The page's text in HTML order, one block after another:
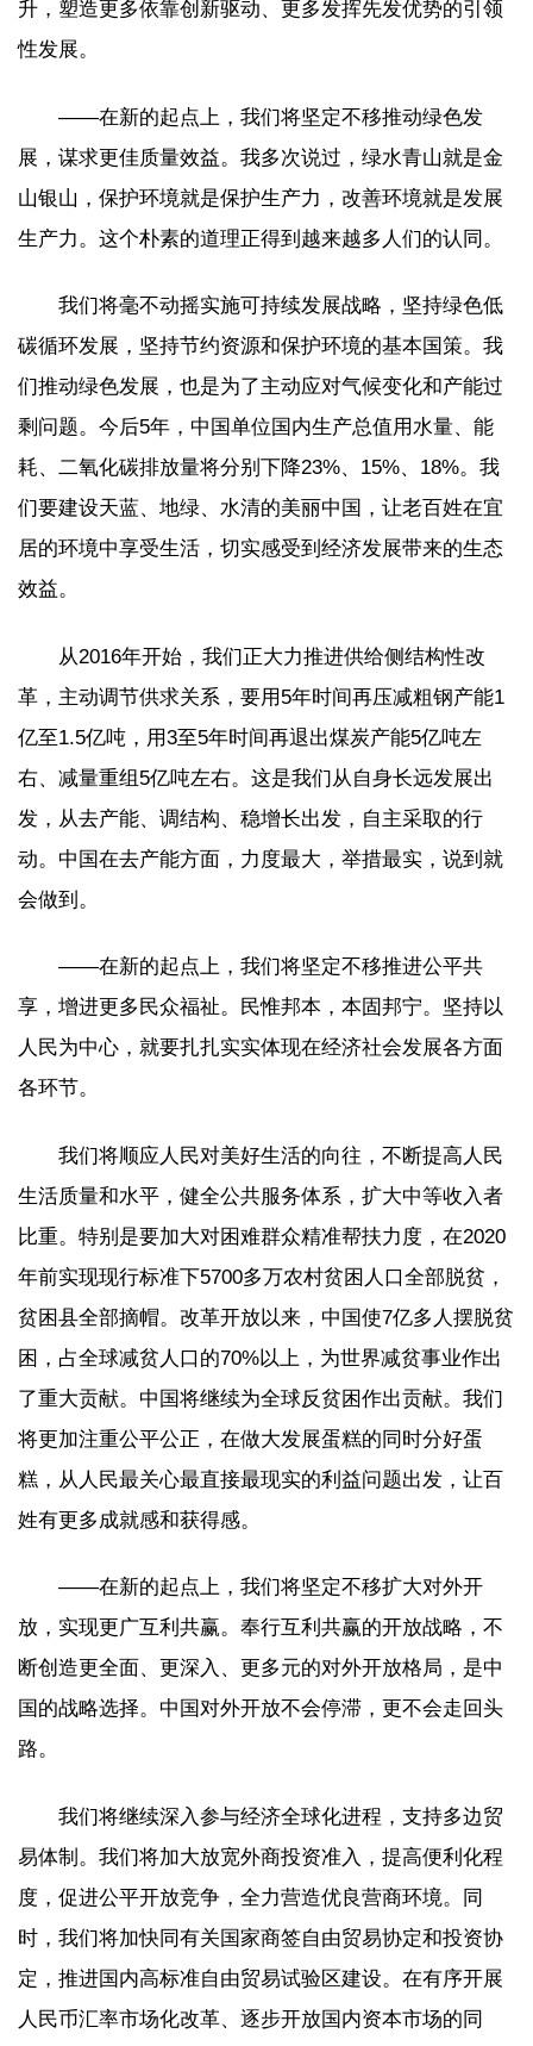
升，塑造更多依靠创新驱动、更多发挥先发优势的引领
性发展。
——在新的起点上，我们将坚定不移推动绿色发
展，谋求更佳质量效益。我多次说过，绿水青山就是金
山银山，保护环境就是保护生产力，改善环境就是发展
生产力。这个朴素的道理正得到越来越多人们的认同。
我们将毫不动摇实施可持续发展战略，坚持绿色低
碳循环发展，坚持节约资源和保护环境的基本国策。我
们推动绿色发展，也是为了主动应对气候变化和产能过
剩问题。今后5年，中国单位国内生产总值用水量、能
耗、二氧化碳排放量将分别下降23%、15%、18%。我
们要建设天蓝、地绿、水清的美丽中国，让老百姓在宜
居的环境中享受生活，切实感受到经济发展带来的生态
效益。
从2016年开始，我们正大力推进供给侧结构性改
革，主动调节供求关系，要用5年时间再压减粗钢产能1
亿至1.5亿吨，用3至5年时间再退出煤炭产能5亿吨左
右、减量重组5亿吨左右。这是我们从自身长远发展出
发，从去产能、调结构、稳增长出发，自主采取的行
动。中国在去产能方面，力度最大，举措最实，说到就
会做到。
——在新的起点上，我们将坚定不移推进公平共
享，增进更多民众福祉。民惟邦本，本固邦宁。坚持以
人民为中心，就要扎扎实实体现在经济社会发展各方面
各环节。
我们将顺应人民对美好生活的向往，不断提高人民
生活质量和水平，健全公共服务体系，扩大中等收入者
比重。特别是要加大对困难群众精准帮扶力度，在2020
年前实现现行标准下5700多万农村贫困人口全部脱贫，
贫困县全部摘帽。改革开放以来，中国使7亿多人摆脱贫
困，占全球减贫人口的70%以上，为世界减贫事业作出
了重大贡献。中国将继续为全球反贫困作出贡献。我们
将更加注重公平公正，在做大发展蛋糕的同时分好蛋
糕，从人民最关心最直接最现实的利益问题出发，让百
姓有更多成就感和获得感。
——在新的起点上，我们将坚定不移扩大对外开
放，实现更广互利共赢。奉行互利共赢的开放战略，不
断创造更全面、更深入、更多元的对外开放格局，是中
国的战略选择。中国对外开放不会停滞，更不会走回头
路。
我们将继续深入参与经济全球化进程，支持多边贸
易体制。我们将加大放宽外商投资准入，提高便利化程
度，促进公平开放竞争，全力营造优良营商环境。同
时，我们将加快同有关国家商签自由贸易协定和投资协
定，推进国内高标准自由贸易试验区建设。在有序开展
人民币汇率市场化改革、逐步开放国内资本市场的同